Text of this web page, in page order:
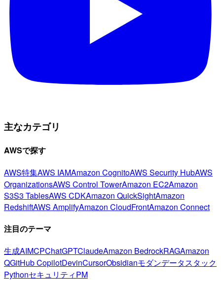
主なカテゴリ
AWSで探す
AWS特集AWS IAMAmazon CognitoAWS Security HubAWS
OrganizationsAWS Control TowerAmazon EC2Amazon
S3S3 TablesAWS CDKAmazon QuickSightAmazon
RedshiftAWS AmplifyAmazon CloudFrontAmazon Connect
注目のテーマ
生成AIMCPChatGPTClaudeAmazon BedrockRAGAmazon
QGitHub CopilotDevinCursorObsidianモダンデータスタック
PythonセキュリティPM